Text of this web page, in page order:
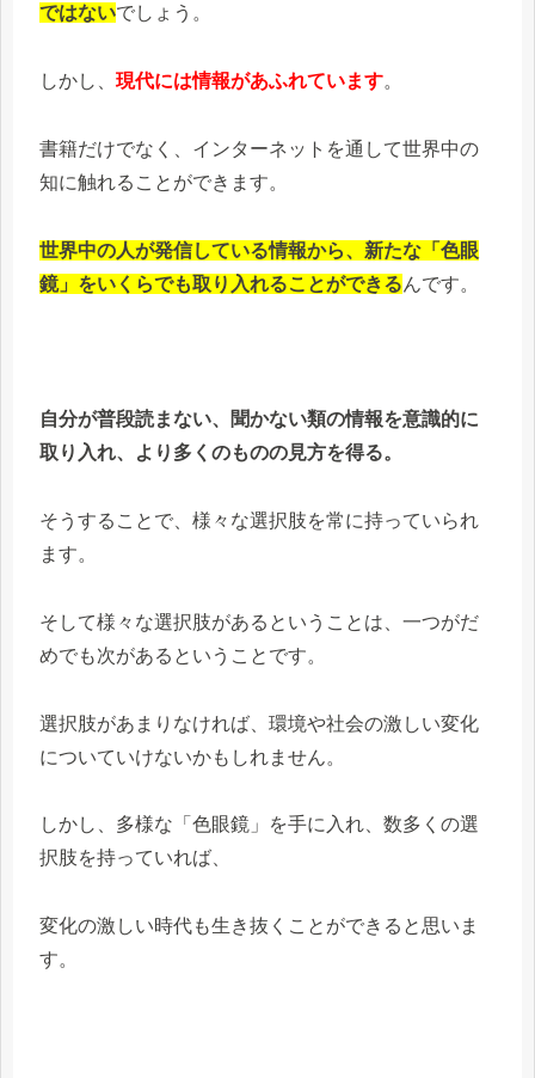
ではないでしょう。
しかし、 現代には情報があふれています。
書籍だけでなく、インターネットを通して世界中の
知に触れることができます。
世界中の人が発信している情報から、新たな「色眼
鏡」をいくらでも取り入れることができるんです。
自分が普段読まない、聞かない類の情報を意識的に
取り入れ、より多くのものの見方を得る。
そうすることで、様々な選択肢を常に持っていられ
ます。
そして様々な選択肢があるということは、一つがだ
めでも次があるということです。
選択肢があまりなければ、環境や社会の激しい変化
についていけないかもしれません。
しかし、多様な「色眼鏡」を手に入れ、数多くの選
択肢を持っていれば、
変化の激しい時代も生き抜くことができると思いま
す。